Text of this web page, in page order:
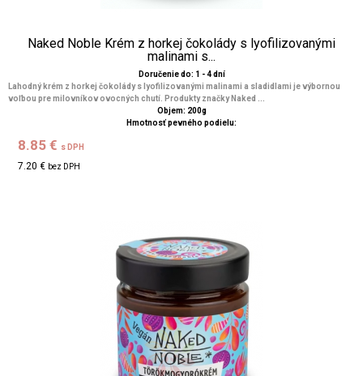
Naked Noble Krém z horkej čokolády s lyofilizovanými
malinami s...
Doručenie do: 1 - 4 dní
Lahodný krém z horkej čokolády s lyofilizovanými malinami a sladidlami je výbornou
voľbou pre milovníkov ovocných chutí. Produkty značky Naked ...
Objem: 200g
Hmotnosť pevného podielu:
8.85 € s DPH
7.20 € bez DPH